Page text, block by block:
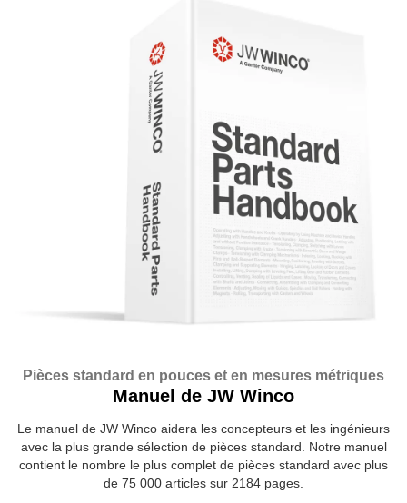
Pièces standard en pouces et en mesures métriques
Manuel de JW Winco
Le manuel de JW Winco aidera les concepteurs et les ingénieurs
avec la plus grande sélection de pièces standard. Notre manuel
contient le nombre le plus complet de pièces standard avec plus
de 75 000 articles sur 2184 pages.